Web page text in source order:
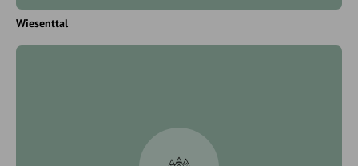
Wiesenttal